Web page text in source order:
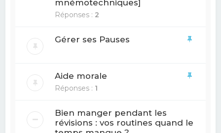
mnémotechniques]
Réponses : 2
Gérer ses Pauses
Aide morale
Réponses : 1
Bien manger pendant les
révisions : vos routines quand le